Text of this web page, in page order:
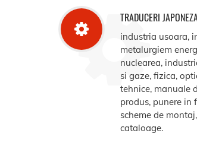
TRADUCERI
industria usoara,
metalurgiem
nuclearea,
si gaze, fizica,
tehnice, manuale
produs, punere in
scheme de
cataloage.